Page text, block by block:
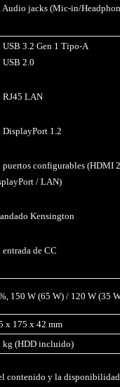
Audio jacks (Mic-in/
USB 3.2 Gen 1 Tipo-A
USB 2.0
RJ45 LAN
DisplayPort 1.2
puertos configurables (HDMI
/ LAN)
Kensington
entrada de CC
150 W (65 W) / 120 W (35
x 175 x 42 mm
kg (HDD incluido)
contenido y la